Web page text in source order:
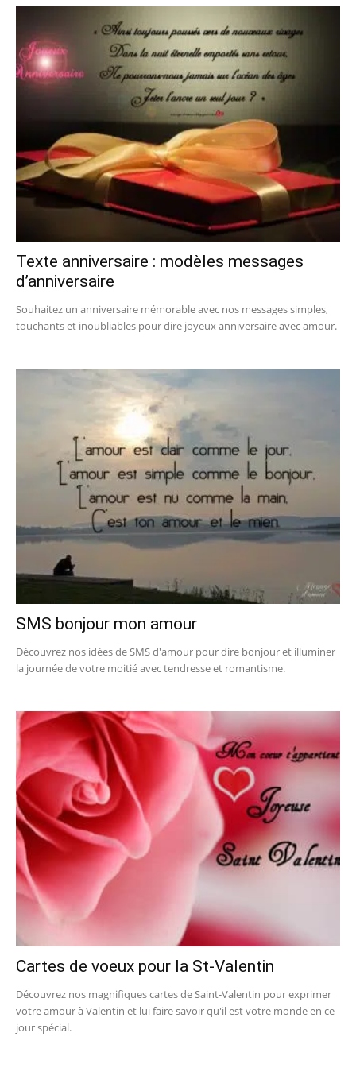
Texte anniversaire : modèles messages
d’anniversaire
Souhaitez un anniversaire mémorable avec nos messages simples,
touchants et inoubliables pour dire joyeux anniversaire avec amour.
SMS bonjour mon amour
Découvrez nos idées de SMS d'amour pour dire bonjour et illuminer
la journée de votre moitié avec tendresse et romantisme.
Cartes de voeux pour la St-Valentin
Découvrez nos magnifiques cartes de Saint-Valentin pour exprimer
votre amour à Valentin et lui faire savoir qu'il est votre monde en ce
jour spécial.